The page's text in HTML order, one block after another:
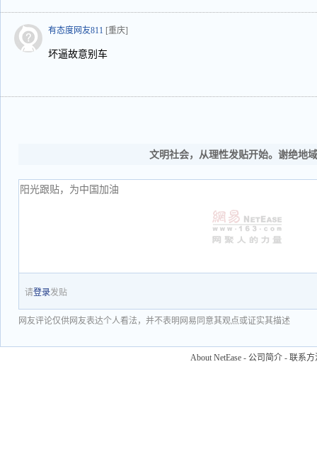
有态度网友811 [重庆]
坏逼故意别车
文明社会，从理性发贴开始。谢绝地
请登录发贴
网友评论仅供网友表达个人看法，并不表明网易同意其观点或证实其描述
About NetEase - 公司简介 - 联系方